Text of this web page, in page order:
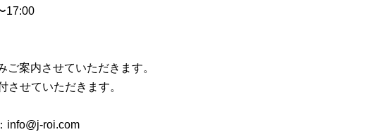
案内させていただきます。
いただきます。
roi.com